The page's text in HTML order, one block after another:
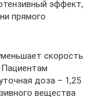
эффект,
прямого
скорость
доза – 1,25
вещества